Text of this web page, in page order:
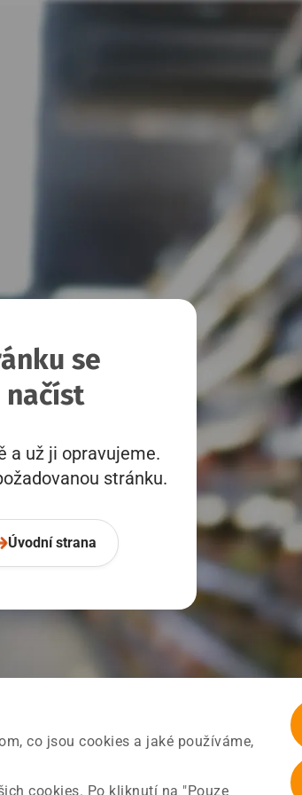
co jsou cookies a jaké používáme,
cookies. Po kliknutí na "Pouze
se
a už ji opravujeme.
stránku.
Úvodní strana